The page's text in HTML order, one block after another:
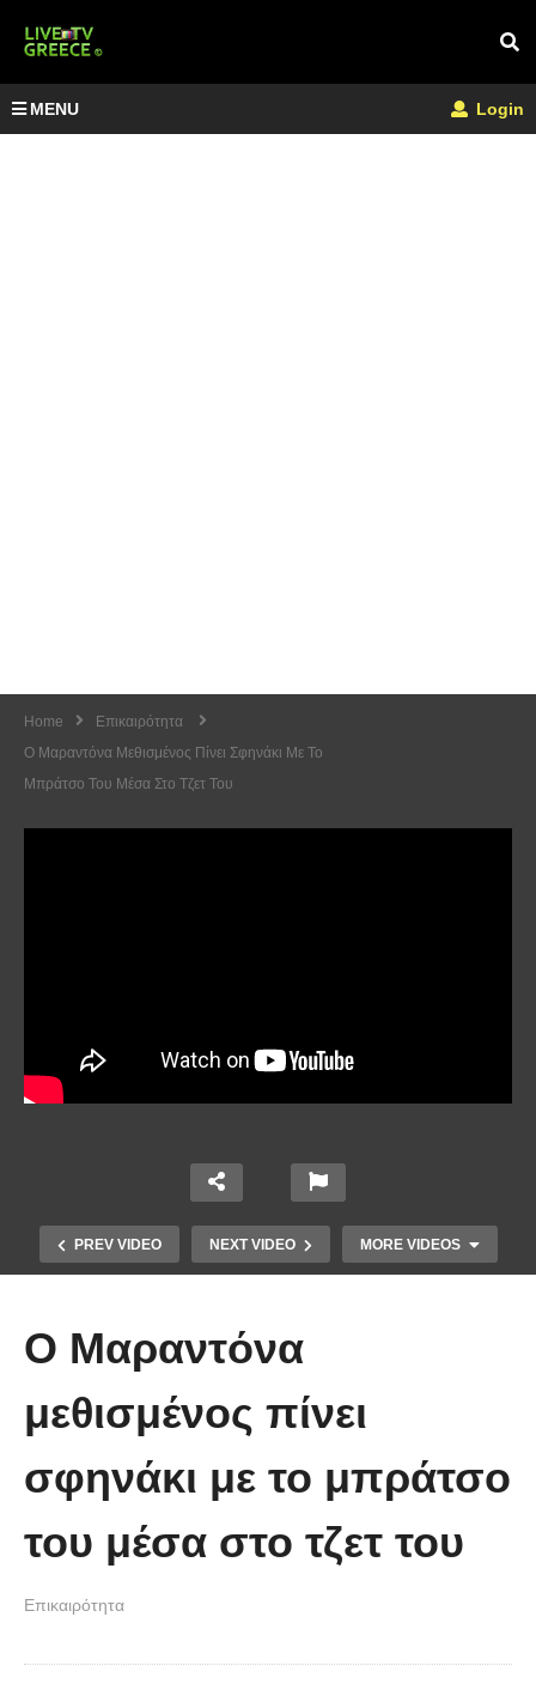
MENU Login
Home
Επικαιρότητα
O Μαραντόνα Μεθισμένος Πίνει Σφηνάκι Με Το
Μπράτσο Του Μέσα Στο Τζετ Του
PREV VIDEO NEXT VIDEO MORE VIDEOS
πρώτη στιγμή και συγκίνησε το
νοηματική με ένα μικρό κορίτσι
O Μαραντόνα
μεθισμένος πίνει
σφηνάκι με το μπράτσο
του μέσα στο τζετ του
Επικαιρότητα